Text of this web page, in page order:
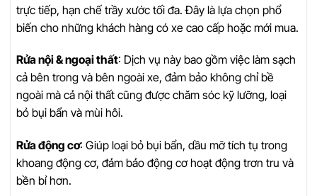
trực tiếp, hạn chế trầy xước tối đa. Đây là lựa chọn phổ
biến cho những khách hàng có xe cao cấp hoặc mới mua.
Rửa nội & ngoại thất: Dịch vụ này bao gồm việc làm sạch
cả bên trong và bên ngoài xe, đảm bảo không chỉ bề
ngoài mà cả nội thất cũng được chăm sóc kỹ lưỡng, loại
bỏ bụi bẩn và mùi hôi.
Rửa động cơ: Giúp loại bỏ bụi bẩn, dầu mỡ tích tụ trong
khoang động cơ, đảm bảo động cơ hoạt động trơn tru và
bền bỉ hơn.